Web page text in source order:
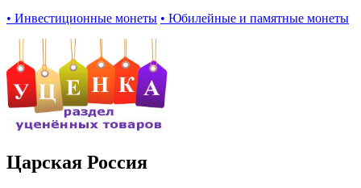
• Инвестиционные монеты • Юбилейные и памятные монеты
Царская Россия